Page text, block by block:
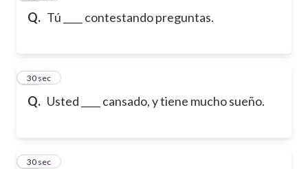
Q. Tú ____ contestando preguntas.
Q. Usted ____ cansado, y tiene mucho sueño.
13
30 sec
14
30 sec